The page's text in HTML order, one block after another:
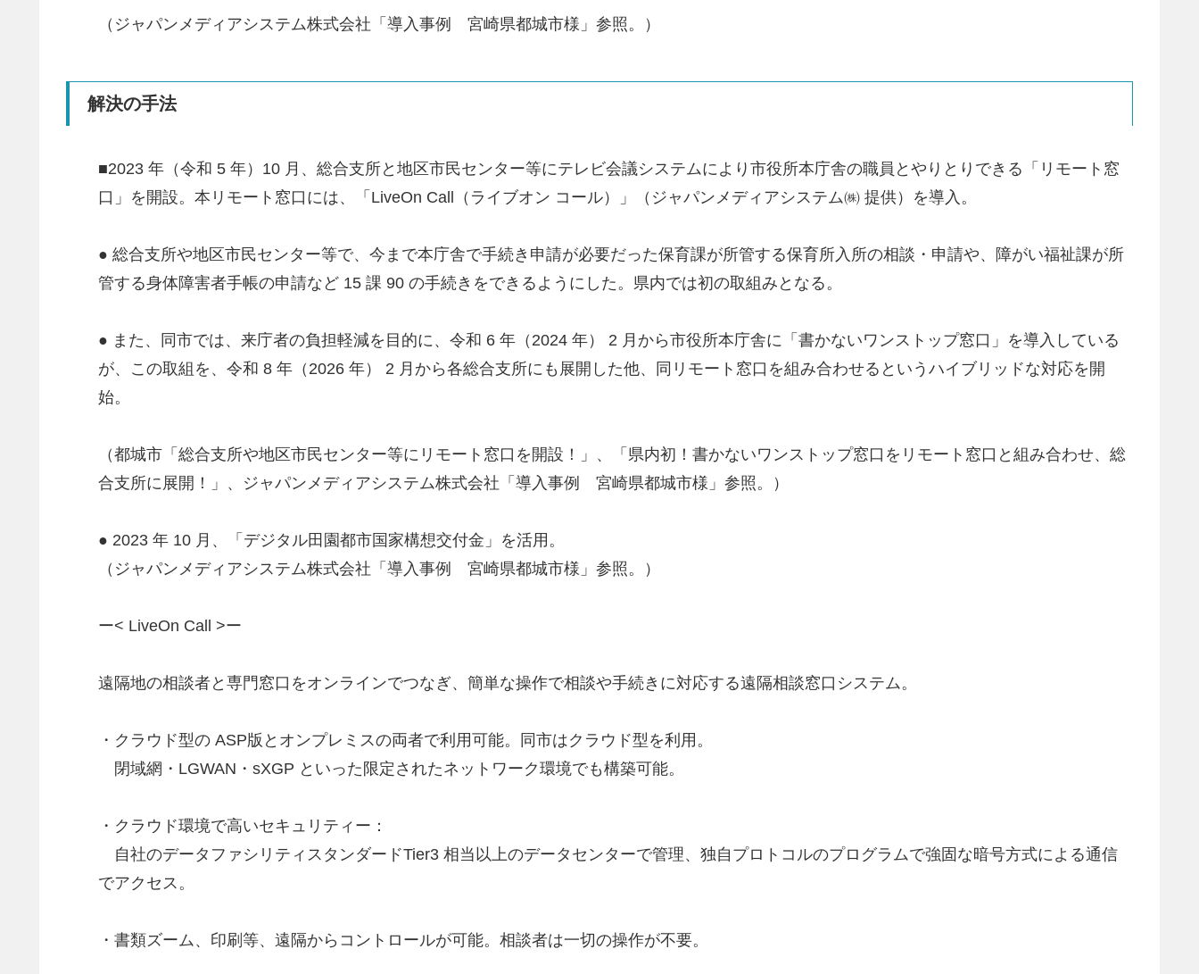
（ジャパンメディアシステム株式会社「導入事例 宮崎県都城市様」参照。）
解決の手法
■2023 年（令和 5 年）10 月、総合支所と地区市民センター等にテレビ会議システムにより市役所本庁舎の職員とやりとりできる「リモート窓
口」を開設。本リモート窓口には、「LiveOn Call（ライブオン コール）」（ジャパンメディアシステム㈱ 提供）を導入。
● 総合支所や地区市民センター等で、今まで本庁舎で手続き申請が必要だった保育課が所管する保育所入所の相談・申請や、障がい福祉課が所
管する身体障害者手帳の申請など 15 課 90 の手続きをできるようにした。県内では初の取組みとなる。
● また、同市では、来庁者の負担軽減を目的に、令和 6 年（2024 年） 2 月から市役所本庁舎に「書かないワンストップ窓口」を導入している
が、この取組を、令和 8 年（2026 年） 2 月から各総合支所にも展開した他、同リモート窓口を組み合わせるというハイブリッドな対応を開
始。
（都城市「総合支所や地区市民センター等にリモート窓口を開設！」、「県内初！書かないワンストップ窓口をリモート窓口と組み合わせ、総
合支所に展開！」、ジャパンメディアシステム株式会社「導入事例 宮崎県都城市様」参照。）
● 2023 年 10 月、「デジタル田園都市国家構想交付金」を活用。
（ジャパンメディアシステム株式会社「導入事例 宮崎県都城市様」参照。）
ー< LiveOn Call >ー
遠隔地の相談者と専門窓口をオンラインでつなぎ、簡単な操作で相談や手続きに対応する遠隔相談窓口システム。
・クラウド型の ASP版とオンプレミスの両者で利用可能。同市はクラウド型を利用。
閉域網・LGWAN・sXGP といった限定されたネットワーク環境でも構築可能。
・クラウド環境で高いセキュリティー：
自社のデータファシリティスタンダードTier3 相当以上のデータセンターで管理、独自プロトコルのプログラムで強固な暗号方式による通信
でアクセス。
・書類ズーム、印刷等、遠隔からコントロールが可能。相談者は一切の操作が不要。